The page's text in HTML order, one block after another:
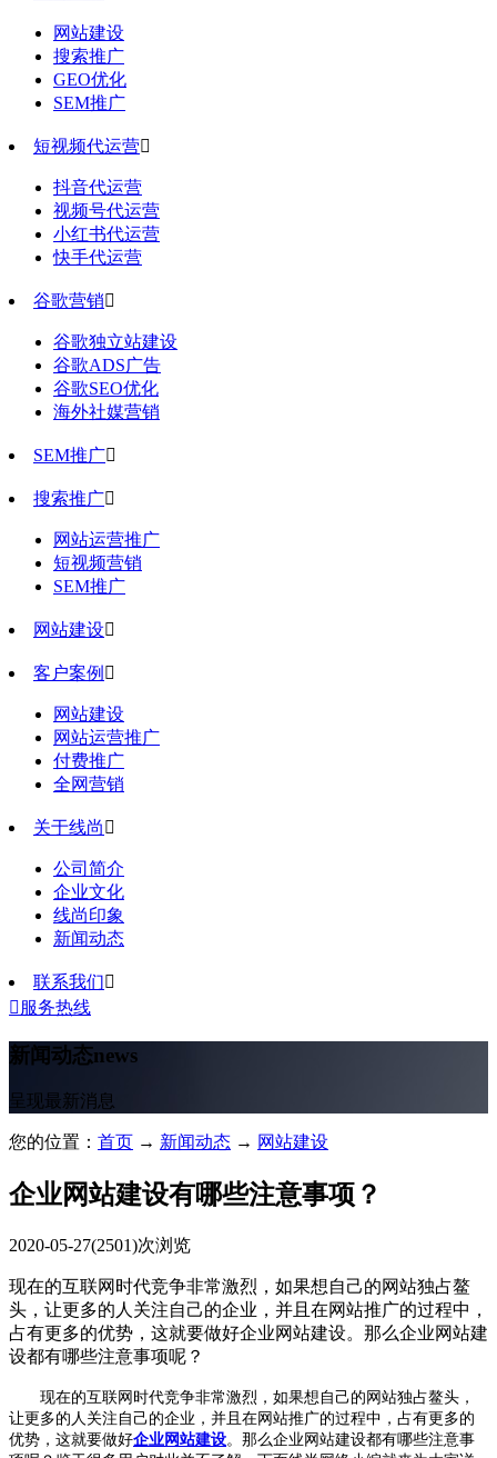
网站建设
搜索推广
GEO优化
SEM推广
短视频代运营
抖音代运营
视频号代运营
小红书代运营
快手代运营
谷歌营销
谷歌独立站建设
谷歌ADS广告
谷歌SEO优化
海外社媒营销
SEM推广
搜索推广
网站运营推广
短视频营销
SEM推广
网站建设
客户案例 
网站建设
网站运营推广
付费推广
全网营销
关于线尚 
公司简介
企业文化
线尚印象
新闻动态
联系我们
 服务热线
新闻动态news
呈现最新消息
您的位置： 首页 → 新闻动态 → 网站建设
企业网站建设有哪些注意事项？
2020-05-27(2501)次浏览
现在的互联网时代竞争非常激烈，如果想自己的网站独占鳌
头，让更多的人关注自己的企业，并且在网站推广的过程中，
占有更多的优势，这就要做好企业网站建设。那么企业网站建
设都有哪些注意事项呢？
现在的互联网时代竞争非常激烈，如果想自己的网站独占鳌头，
让更多的人关注自己的企业，并且在网站推广的过程中，占有更多的
优势，这就要做好企业网站建设。那么企业网站建设都有哪些注意事